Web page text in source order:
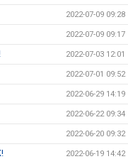
2022-07-09 09:28
2022-07-09 09:17
2022-07-03 12:01
2022-07-01 09:52
2022-06-29 14:19
2022-06-22 09:34
2022-06-20 09:32
2022-06-19 14:42